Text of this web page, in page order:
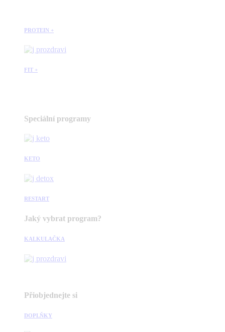
PROTEIN +
FIT +
Speciální programy
KETO
RESTART
Jaký vybrat program?
KALKULAČKA
Přiobjednejte si
DOPLŇKY